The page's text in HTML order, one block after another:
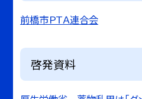
前橋市ＰＴＡ連合会
啓発資料